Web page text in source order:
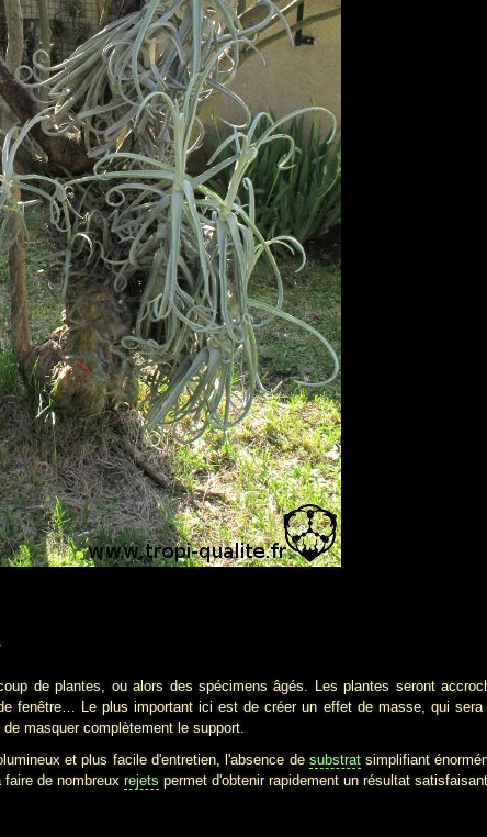
plantes, ou alors des spécimens âgés. Les plantes seront
fenêtre… Le plus important ici est de créer un effet de masse, qui sera
masquer complètement le support.
et plus facile d'entretien, l'absence de substratsimplifiant
de nombreux rejets permet d'obtenir rapidement un résultat